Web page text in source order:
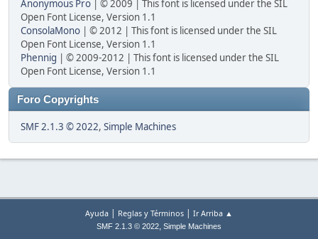
Anonymous Pro | © 2009 | This font is licensed under the SIL
Open Font License, Version 1.1
ConsolaMono | © 2012 | This font is licensed under the SIL
Open Font License, Version 1.1
Phennig | © 2009-2012 | This font is licensed under the SIL
Open Font License, Version 1.1
Foro Copyrights
SMF 2.1.3 © 2022, Simple Machines
Ayuda | Reglas y Términos | Ir Arriba ▲
SMF 2.1.3 © 2022, Simple Machines